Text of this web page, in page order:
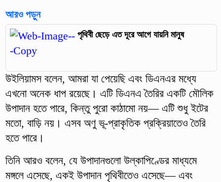
আরও পড়ুন
পৃথিবী ছেড়ে এত দূরে আগে যায়নি মানুষ
উইলিয়ামস বলেন, আমরা যা পেয়েছি এবং ডিএনএর মধ্যে
এখনো অনেক ধাপ রয়েছে। এটি ডিএনএ তৈরির একটি মৌলিক
উপাদান হতে পারে, কিন্তু পুরো কাঠামো নয়— এটি শুধু ইটের
মতো, বাড়ি নয়। এসব অণু ভূ-প্রাকৃতিক প্রক্রিয়াতেও তৈরি
হতে পারে।
তিনি আরও বলেন, যে উপাদানগুলো উল্কাপিণ্ডের মাধ্যমে
মঙ্গলে এসেছে, একই উপাদান পৃথিবীতেও এসেছে— এবং